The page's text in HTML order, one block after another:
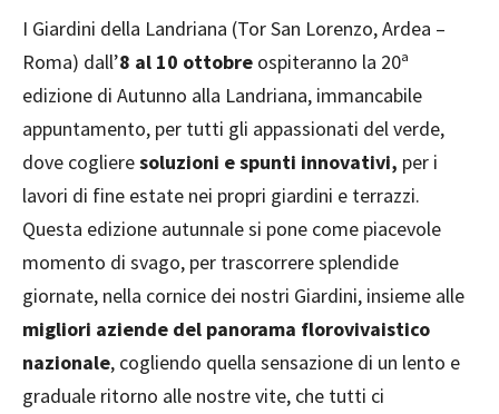
I Giardini della Landriana (Tor San Lorenzo, Ardea –
Roma) dall’8 al 10 ottobre ospiteranno la 20ª
edizione di Autunno alla Landriana, immancabile
appuntamento, per tutti gli appassionati del verde,
dove coglieresoluzioni e spunti innovativi, per i
lavori di fine estate nei propri giardini e terrazzi.
Questa edizione autunnale si pone come piacevole
momento di svago, per trascorrere splendide
giornate, nella cornice dei nostri Giardini, insieme alle
migliori aziende del panorama florovivaistico
nazionale, cogliendo quella sensazione di un lento e
graduale ritorno alle nostre vite, che tutti ci